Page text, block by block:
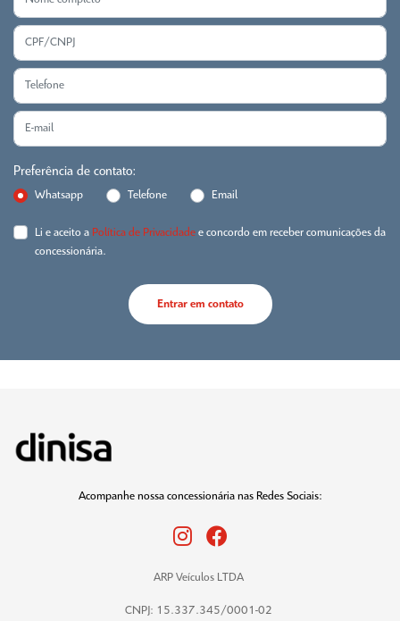
Preferência de contato:
Whatsapp Telefone Email
Li e aceito a Política de Privacidade e concordo em receber comunicações da
concessionária.
Entrar em contato
Acompanhe nossa concessionária nas Redes Sociais:
ARP Veículos LTDA
CNPJ: 15.337.345/0001-02